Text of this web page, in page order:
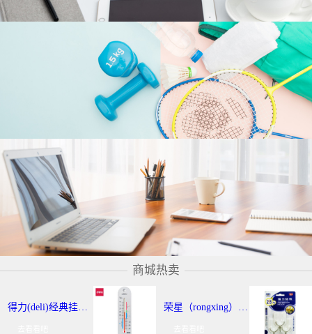
商城热卖
得力(deli)经典挂壁式温度计 个性化提示温湿度计 办公用品 9013 荣星（rongxing）RX-220 超强力粘钩/挂钩（2KG） 3个/卡